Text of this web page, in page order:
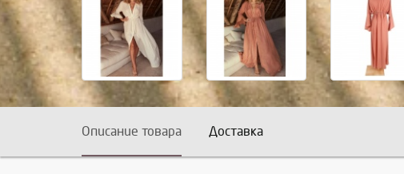
Описание товара Доставка